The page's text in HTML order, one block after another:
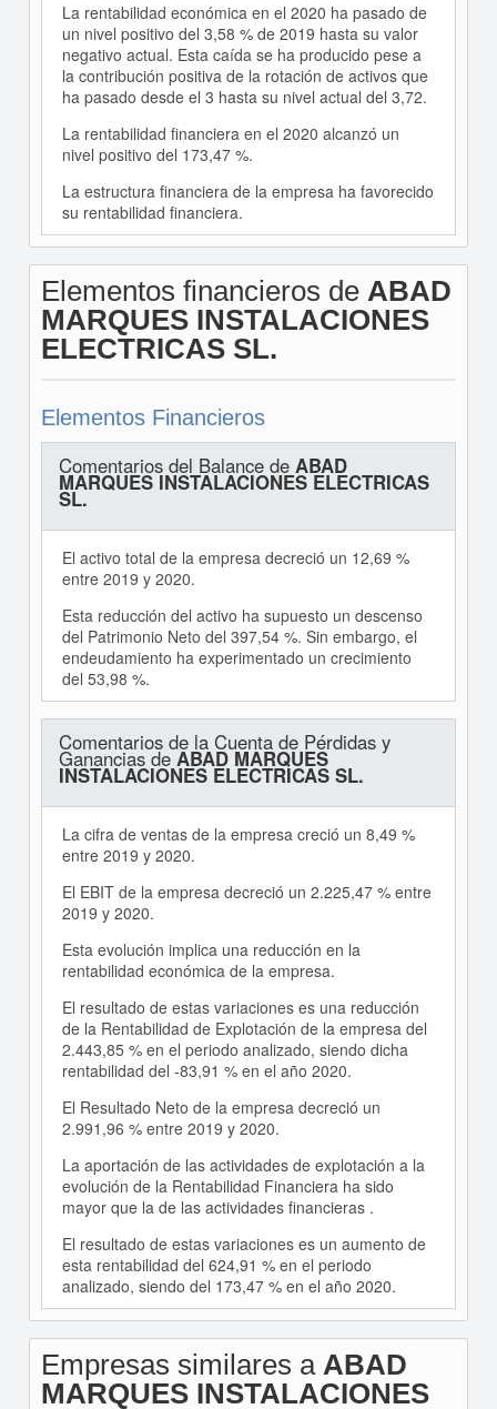
La rentabilidad económica en el 2020 ha pasado de
un nivel positivo del 3,58 % de 2019 hasta su valor
negativo actual. Esta caída se ha producido pese a
la contribución positiva de la rotación de activos que
ha pasado desde el 3 hasta su nivel actual del 3,72.
La rentabilidad financiera en el 2020 alcanzó un
nivel positivo del 173,47 %.
La estructura financiera de la empresa ha favorecido
su rentabilidad financiera.
Elementos financieros de ABAD
MARQUES INSTALACIONES
ELECTRICAS SL.
Elementos Financieros
Comentarios del Balance de ABAD
MARQUES INSTALACIONES ELECTRICAS
SL.
El activo total de la empresa decreció un 12,69 %
entre 2019 y 2020.
Esta reducción del activo ha supuesto un descenso
del Patrimonio Neto del 397,54 %. Sin embargo, el
endeudamiento ha experimentado un crecimiento
del 53,98 %.
Comentarios de la Cuenta de Pérdidas y
Ganancias deABAD MARQUES
INSTALACIONES ELECTRICAS SL.
La cifra de ventas de la empresa creció un 8,49 %
entre 2019 y 2020.
El EBIT de la empresa decreció un 2.225,47 % entre
2019 y 2020.
Esta evolución implica una reducción en la
rentabilidad económica de la empresa.
El resultado de estas variaciones es una reducción
de la Rentabilidad de Explotación de la empresa del
2.443,85 % en el periodo analizado, siendo dicha
rentabilidad del -83,91 % en el año 2020.
El Resultado Neto de la empresa decreció un
2.991,96 % entre 2019 y 2020.
La aportación de las actividades de explotación a la
evolución de la Rentabilidad Financiera ha sido
mayor que la de las actividades financieras .
El resultado de estas variaciones es un aumento de
esta rentabilidad del 624,91 % en el periodo
analizado, siendo del 173,47 % en el año 2020.
Empresas similares a ABAD
MARQUES INSTALACIONES